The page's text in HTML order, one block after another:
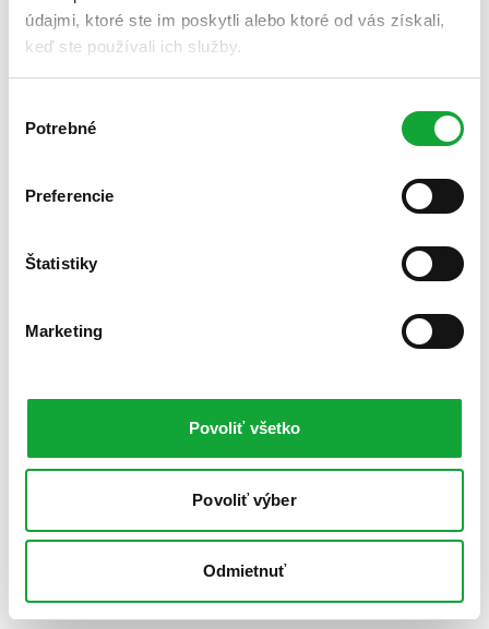
údajmi, ktoré ste im poskytli alebo ktoré od vás získali,
keď ste používali ich služby.
súhlasu
Potrebné
Preferencie
Štatistiky
Marketing
Povoliť všetko
Povoliť výber
Odmietnuť